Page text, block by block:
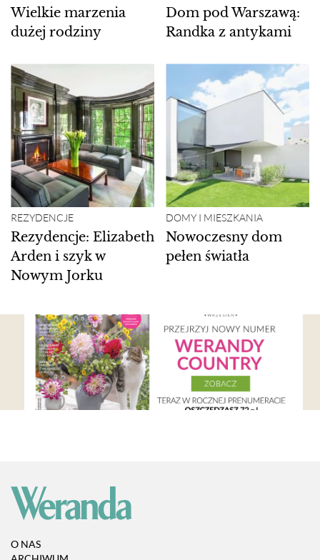
Wielkie marzenia
dużej rodziny
Dom pod Warszawą:
Randka z antykami
REZYDENCJE
Rezydencje: Elizabeth
Arden i szyk w
Nowym Jorku
DOMY I MIESZKANIA
Nowoczesny dom
pełen światła
O NAS